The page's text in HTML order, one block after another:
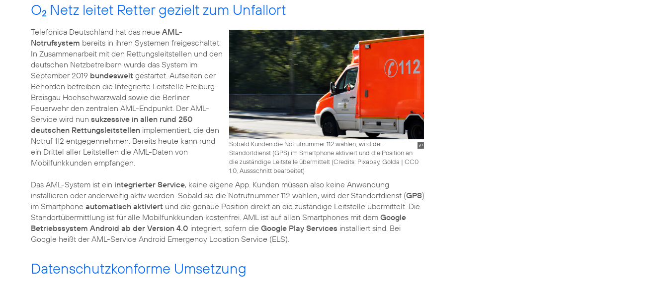
O2 Netz leitet Retter gezielt zum Unfallort
Sobald Kunden die Notrufnummer 112 wählen, wird der
Standortdienst (GPS) im Smartphone aktiviert und die Position an
die zuständige Leitstelle übermittelt (Credits: Pixabay, Golda | CC0
1.0, Aussschnitt bearbeitet)
Telefónica Deutschland hat das neue AML-
Notrufsystem bereits in ihren Systemen freigeschaltet.
In Zusammenarbeit mit den Rettungsleitstellen und den
deutschen Netzbetreibern wurde das System im
September 2019 bundesweit gestartet. Aufseiten der
Behörden betreiben die Integrierte Leitstelle Freiburg-
Breisgau Hochschwarzwald sowie die Berliner
Feuerwehr den zentralen AML-Endpunkt. Der AML-
Service wird nun sukzessive in allen rund 250
deutschen Rettungsleitstellen implementiert, die den
Notruf 112 entgegennehmen. Bereits heute kann rund
ein Drittel aller Leitstellen die AML-Daten von
Mobilfunkkunden empfangen.
Das AML-System ist ein integrierter Service, keine eigene App. Kunden müssen also keine Anwendung
installieren oder anderweitig aktiv werden. Sobald sie die Notrufnummer 112 wählen, wird der Standortdienst (GPS)
im Smartphone automatisch aktiviert und die genaue Position direkt an die zuständige Leitstelle übermittelt. Die
Standortübermittlung ist für alle Mobilfunkkunden kostenfrei. AML ist auf allen Smartphones mit dem Google
Betriebssystem Android ab der Version 4.0 integriert, sofern die Google Play Services installiert sind. Bei
Google heißt der AML-Service Android Emergency Location Service (ELS).
Datenschutzkonforme Umsetzung